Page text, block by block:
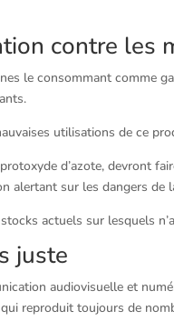
contre les
le consommant comme
utilisations de ce
d’azote, devront
alertant sur les dangers
actuels sur lesquels
juste
audiovisuelle et
reproduit toujours de